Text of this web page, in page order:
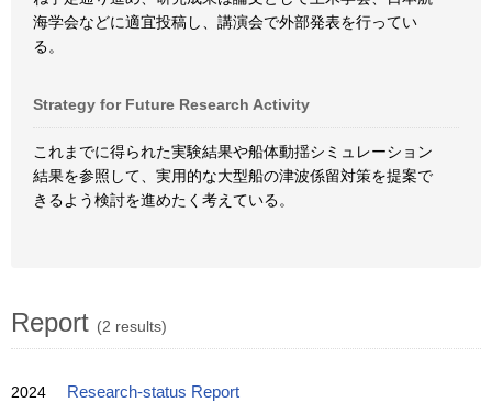
海学会などに適宜投稿し、講演会で外部発表を行ってい
る。
Strategy for Future Research Activity
これまでに得られた実験結果や船体動揺シミュレーション
結果を参照して、実用的な大型船の津波係留対策を提案で
きるよう検討を進めたく考えている。
Report (2 results)
2024 Research-status Report